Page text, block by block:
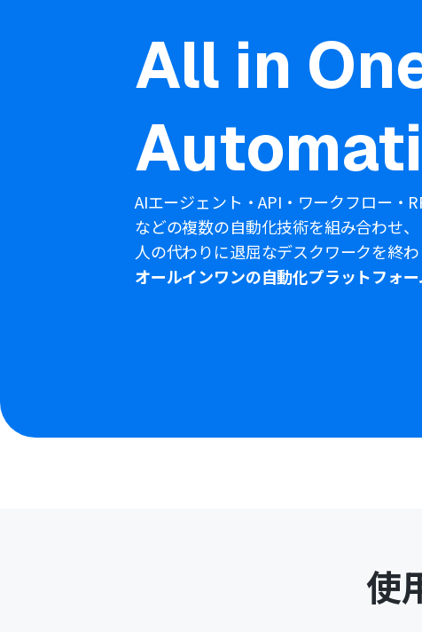
All in
AIエージェント・API・ワークフロー・
などの複数の自動化技術を組み合わせ、
人の代わりに退屈なデスクワークを終わ
オールインワンの自動化プラットフォー
使